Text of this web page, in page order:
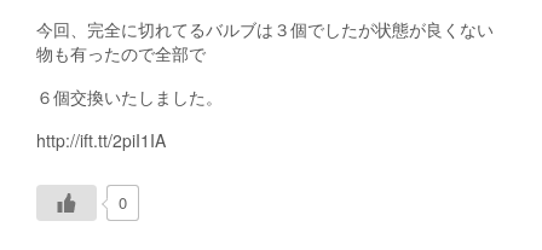
今回、完全に切れてるバルブは３個でしたが状態が良くない
物も有ったので全部で
６個交換いたしました。
http://ift.tt/2piI1IA
0